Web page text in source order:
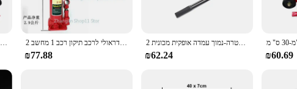
שקע בורג באיכות גבוהה חדש שקע 2 טון אנכי יד שקע רכב תחזוקה מכני העליון שלי 2 טון כפול קטע כפול כניסה אנכי הידראולי לרכב תיקון רכב 1 מחשב
₪77.88
2 טון אולטרה-נמוך עמדה אופקית מכונית Sedan SUV הידראולי הרמת צמיג שינוי שקע גלגל מסגרת המכונית כלי תיקון צמיג
₪62.24 ₪60.69